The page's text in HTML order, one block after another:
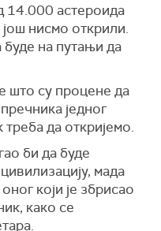
14.000 астероида
нисмо открили.
буде на путањи да
што су процене да
једног
треба да откријемо.
би да буде
мада
који је збрисао
како се